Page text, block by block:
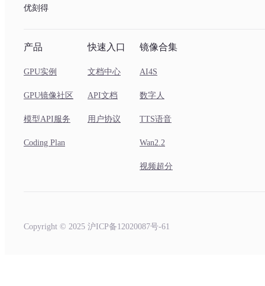
优刻得
产品
GPU实例
GPU镜像社区
模型API服务
Coding Plan
快速入口
文档中心
API文档
用户协议
镜像合集
AI4S
数字人
TTS语音
Wan2.2
视频超分
Copyright © 2025 沪ICP备12020087号-61